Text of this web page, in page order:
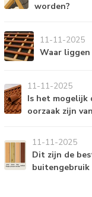
worden?
11-11-2025
Waar
11-11-2025
Is het mogelijk
oorzaak zijn
11-11-2025
Dit zijn de
buitengebruik